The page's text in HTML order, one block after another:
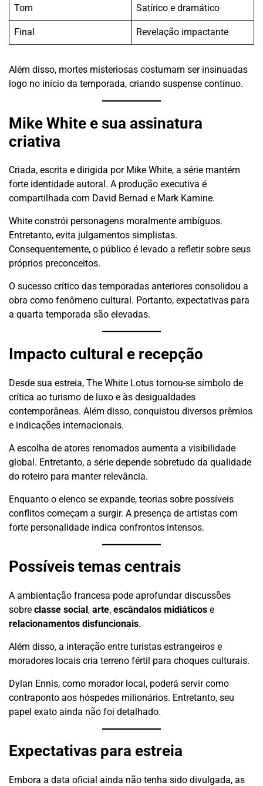
Tom Satírico e dramático
Final Revelação impactante
Além disso, mortes misteriosas costumam ser insinuadas
logo no início da temporada, criando suspense contínuo.
Mike White e sua assinatura
criativa
Criada, escrita e dirigida por Mike White, a série mantém
forte identidade autoral. A produção executiva é
compartilhada com David Bernad e Mark Kamine.
White constrói personagens moralmente ambíguos.
Entretanto, evita julgamentos simplistas.
Consequentemente, o público é levado a refletir sobre seus
próprios preconceitos.
O sucesso crítico das temporadas anteriores consolidou a
obra como fenômeno cultural. Portanto, expectativas para
a quarta temporada são elevadas.
Impacto cultural e recepção
Desde sua estreia, The White Lotus tornou-se símbolo de
crítica ao turismo de luxo e às desigualdades
contemporâneas. Além disso, conquistou diversos prêmios
e indicações internacionais.
A escolha de atores renomados aumenta a visibilidade
global. Entretanto, a série depende sobretudo da qualidade
do roteiro para manter relevância.
Enquanto o elenco se expande, teorias sobre possíveis
conflitos começam a surgir. A presença de artistas com
forte personalidade indica confrontos intensos.
Possíveis temas centrais
A ambientação francesa pode aprofundar discussões
sobre classe social, arte, escândalos midiáticos e
relacionamentos disfuncionais.
Além disso, a interação entre turistas estrangeiros e
moradores locais cria terreno fértil para choques culturais.
Dylan Ennis, como morador local, poderá servir como
contraponto aos hóspedes milionários. Entretanto, seu
papel exato ainda não foi detalhado.
Expectativas para estreia
Embora a data oficial ainda não tenha sido divulgada, as